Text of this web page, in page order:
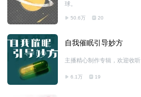
球。
50.6万 20
自我催眠引导妙方
主播精心制作专辑，欢迎收听
6.1万 19